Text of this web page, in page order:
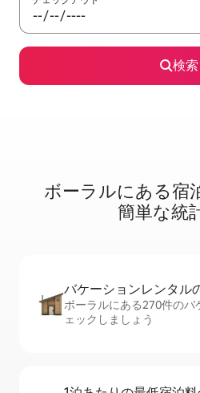
検索
ボーラルに⁠あ⁠る宿⁠
簡⁠単⁠な統⁠
バケーションレ⁠ン⁠タ⁠ル⁠
ボーラルにある270件のバ
ェックしましょう